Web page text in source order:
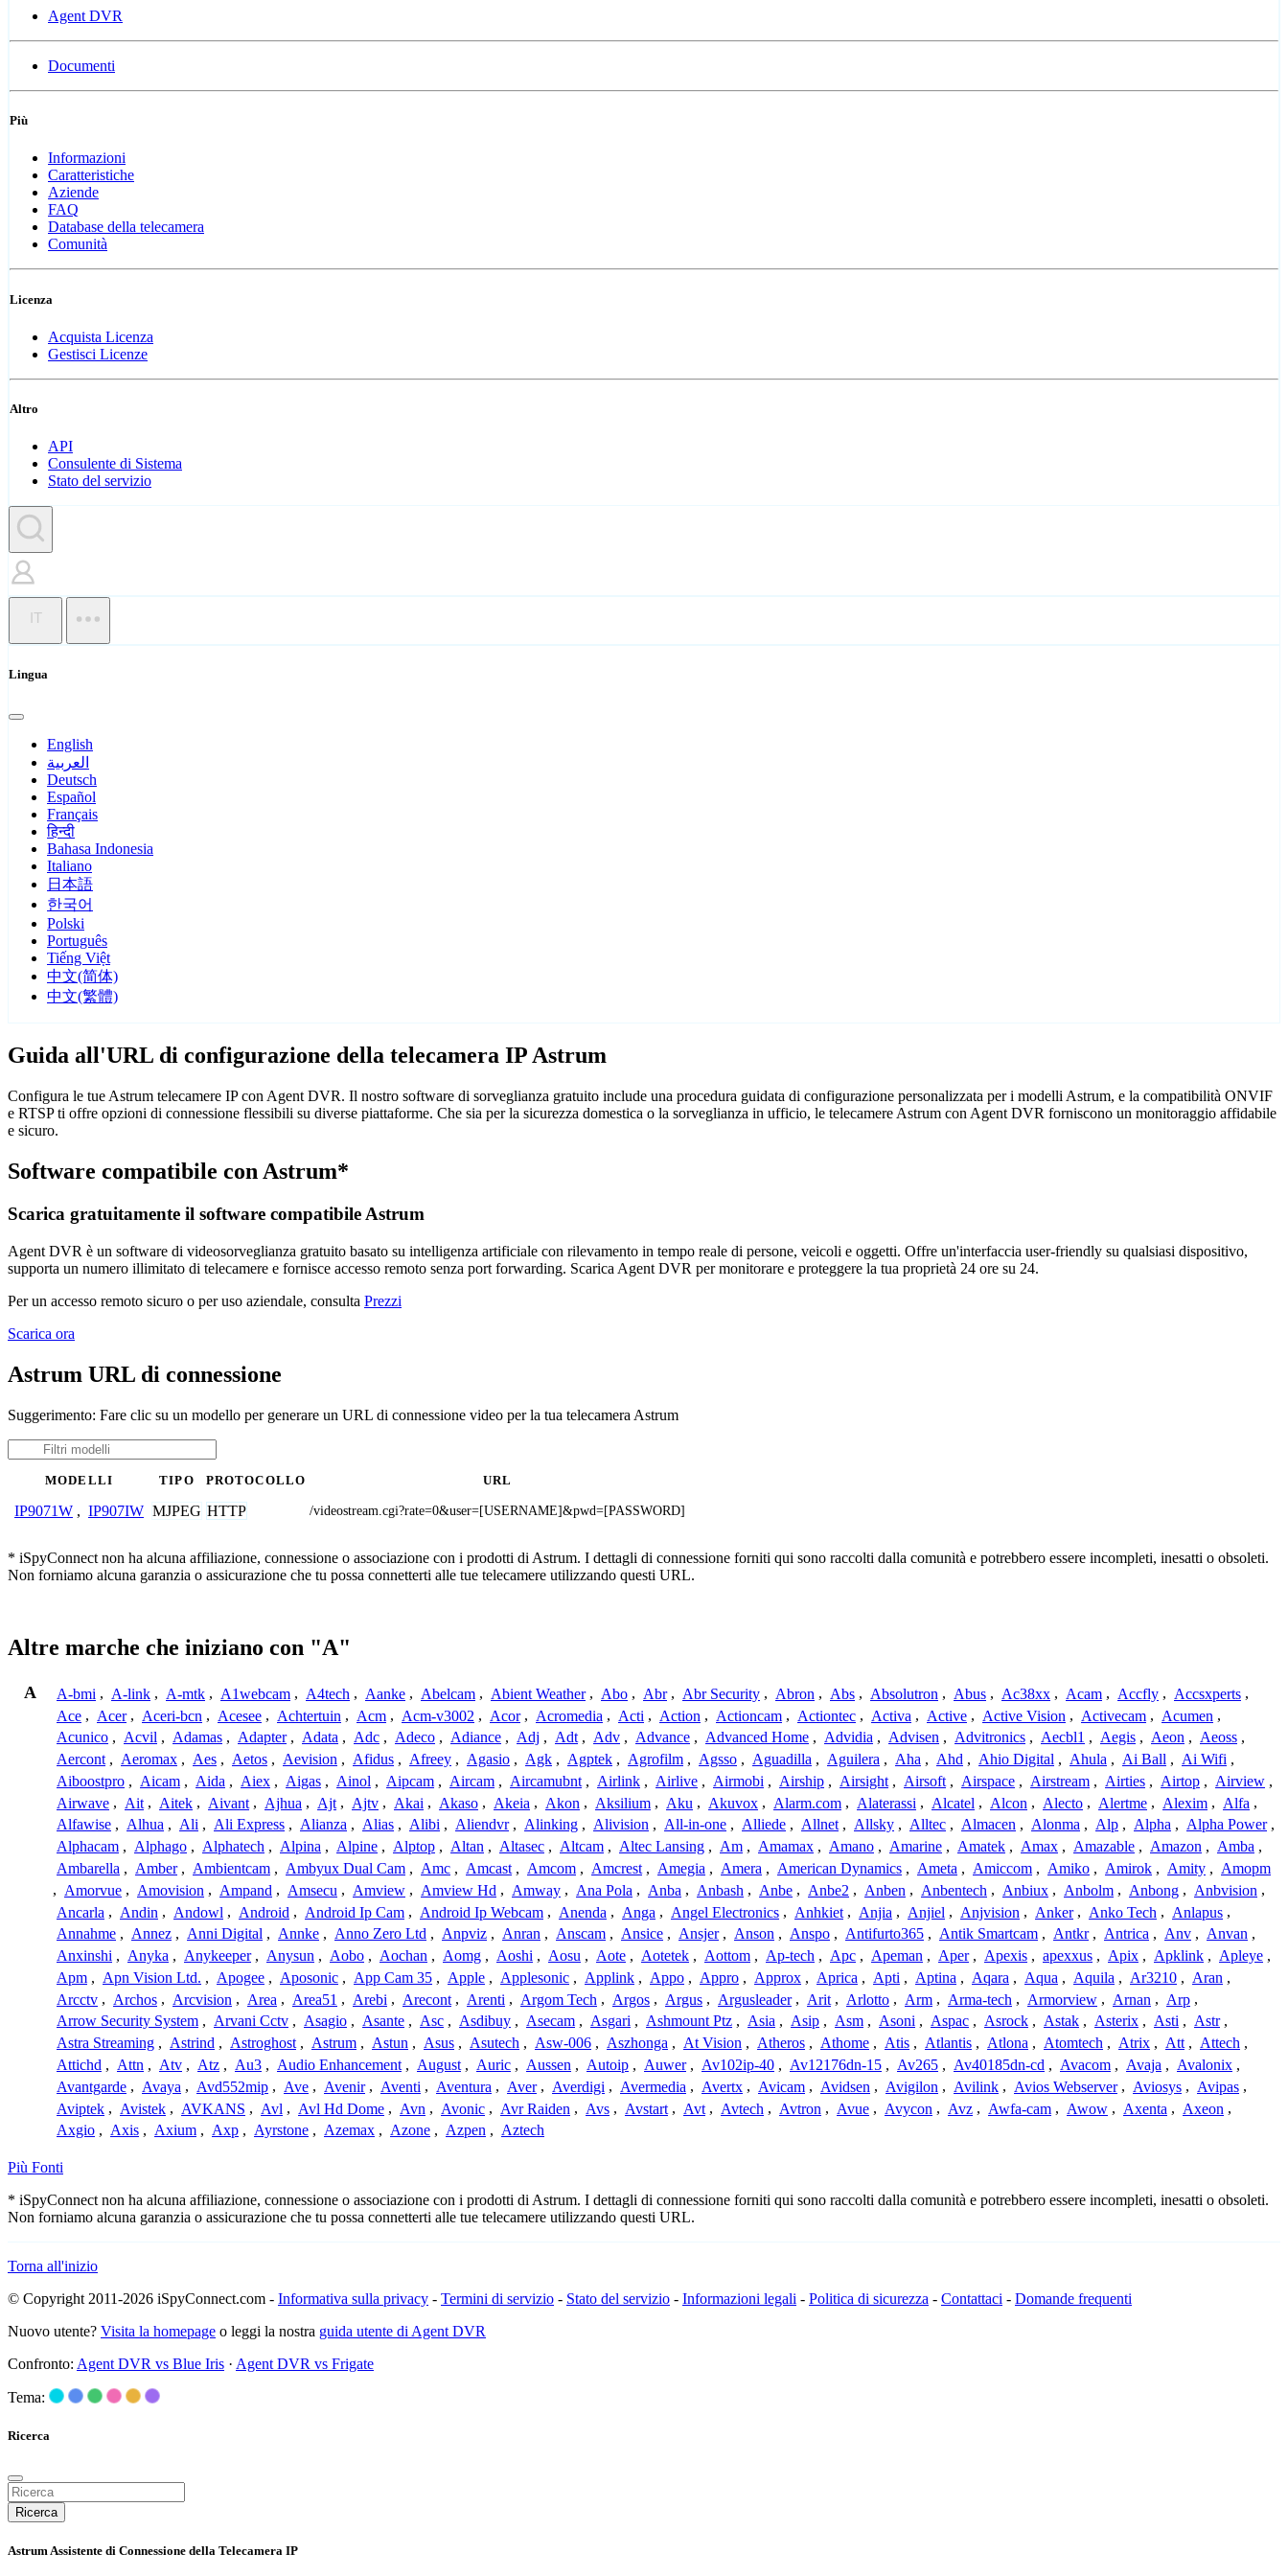
Agent DVR
Documenti
Più
Informazioni
Caratteristiche
Aziende
FAQ
Database della telecamera
Comunità
Licenza
Acquista Licenza
Gestisci Licenze
Altro
API
Consulente di Sistema
Stato del servizio
IT
Lingua
English
العربية
Deutsch
Español
Français
हिन्दी
Bahasa Indonesia
Italiano
日本語
한국어
Polski
Português
Tiếng Việt
中文(简体)
中文(繁體)
Guida all'URL di configurazione della telecamera IP Astrum
Configura le tue Astrum telecamere IP con Agent DVR. Il nostro software di sorveglianza gratuito include una procedura guidata di configurazione personalizzata per i modelli Astrum, e la compatibilità ONVIF
e RTSP ti offre opzioni di connessione flessibili su diverse piattaforme. Che sia per la sicurezza domestica o la sorveglianza in ufficio, le telecamere Astrum con Agent DVR forniscono un monitoraggio affidabile
e sicuro.
Software compatibile con Astrum*
Scarica gratuitamente il software compatibile Astrum
Agent DVR è un software di videosorveglianza gratuito basato su intelligenza artificiale con rilevamento in tempo reale di persone, veicoli e oggetti. Offre un'interfaccia user-friendly su qualsiasi dispositivo,
supporta un numero illimitato di telecamere e fornisce accesso remoto senza port forwarding. Scarica Agent DVR per monitorare e proteggere la tua proprietà 24 ore su 24.
Per un accesso remoto sicuro o per uso aziendale, consulta Prezzi
Scarica ora
Astrum URL di connessione
Suggerimento: Fare clic su un modello per generare un URL di connessione video per la tua telecamera Astrum
MODELLI TIPO PROTOCOLLO URL
IP9071W , IP907IW MJPEG HTTP /videostream.cgi?rate=0&user=[USERNAME]&pwd=[PASSWORD]
* iSpyConnect non ha alcuna affiliazione, connessione o associazione con i prodotti di Astrum. I dettagli di connessione forniti qui sono raccolti dalla comunità e potrebbero essere incompleti, inesatti o obsoleti.
Non forniamo alcuna garanzia o assicurazione che tu possa connetterti alle tue telecamere utilizzando questi URL.
Altre marche che iniziano con "A"
A A-bmi , A-link , A-mtk , A1webcam , A4tech , Aanke , Abelcam , Abient Weather , Abo , Abr , Abr Security , Abron , Abs , Absolutron , Abus , Ac38xx , Acam , Accfly , Accsxperts ,
Ace , Acer , Aceri-bcn , Acesee , Achtertuin , Acm , Acm-v3002 , Acor , Acromedia , Acti , Action , Actioncam , Actiontec , Activa , Active , Active Vision , Activecam , Acumen ,
Acunico , Acvil , Adamas , Adapter , Adata , Adc , Adeco , Adiance , Adj , Adt , Adv , Advance , Advanced Home , Advidia , Advisen , Advitronics , Aecbl1 , Aegis , Aeon , Aeoss ,
Aercont , Aeromax , Aes , Aetos , Aevision , Afidus , Afreey , Agasio , Agk , Agptek , Agrofilm , Agsso , Aguadilla , Aguilera , Aha , Ahd , Ahio Digital , Ahula , Ai Ball , Ai Wifi ,
Aiboostpro , Aicam , Aida , Aiex , Aigas , Ainol , Aipcam , Aircam , Aircamubnt , Airlink , Airlive , Airmobi , Airship , Airsight , Airsoft , Airspace , Airstream , Airties , Airtop , Airview ,
Airwave , Ait , Aitek , Aivant , Ajhua , Ajt , Ajtv , Akai , Akaso , Akeia , Akon , Aksilium , Aku , Akuvox , Alarm.com , Alaterassi , Alcatel , Alcon , Alecto , Alertme , Alexim , Alfa ,
Alfawise , Alhua , Ali , Ali Express , Alianza , Alias , Alibi , Aliendvr , Alinking , Alivision , All-in-one , Alliede , Allnet , Allsky , Alltec , Almacen , Alonma , Alp , Alpha , Alpha Power ,
Alphacam , Alphago , Alphatech , Alpina , Alpine , Alptop , Altan , Altasec , Altcam , Altec Lansing , Am , Amamax , Amano , Amarine , Amatek , Amax , Amazable , Amazon , Amba ,
Ambarella , Amber , Ambientcam , Ambyux Dual Cam , Amc , Amcast , Amcom , Amcrest , Amegia , Amera , American Dynamics , Ameta , Amiccom , Amiko , Amirok , Amity , Amopm
, Amorvue , Amovision , Ampand , Amsecu , Amview , Amview Hd , Amway , Ana Pola , Anba , Anbash , Anbe , Anbe2 , Anben , Anbentech , Anbiux , Anbolm , Anbong , Anbvision ,
Ancarla , Andin , Andowl , Android , Android Ip Cam , Android Ip Webcam , Anenda , Anga , Angel Electronics , Anhkiet , Anjia , Anjiel , Anjvision , Anker , Anko Tech , Anlapus ,
Annahme , Annez , Anni Digital , Annke , Anno Zero Ltd , Anpviz , Anran , Anscam , Ansice , Ansjer , Anson , Anspo , Antifurto365 , Antik Smartcam , Antkr , Antrica , Anv , Anvan ,
Anxinshi , Anyka , Anykeeper , Anysun , Aobo , Aochan , Aomg , Aoshi , Aosu , Aote , Aotetek , Aottom , Ap-tech , Apc , Apeman , Aper , Apexis , apexxus , Apix , Apklink , Apleye ,
Apm , Apn Vision Ltd. , Apogee , Aposonic , App Cam 35 , Apple , Applesonic , Applink , Appo , Appro , Approx , Aprica , Apti , Aptina , Aqara , Aqua , Aquila , Ar3210 , Aran ,
Arcctv , Archos , Arcvision , Area , Area51 , Arebi , Arecont , Arenti , Argom Tech , Argos , Argus , Argusleader , Arit , Arlotto , Arm , Arma-tech , Armorview , Arnan , Arp ,
Arrow Security System , Arvani Cctv , Asagio , Asante , Asc , Asdibuy , Asecam , Asgari , Ashmount Ptz , Asia , Asip , Asm , Asoni , Aspac , Asrock , Astak , Asterix , Asti , Astr ,
Astra Streaming , Astrind , Astroghost , Astrum , Astun , Asus , Asutech , Asw-006 , Aszhonga , At Vision , Atheros , Athome , Atis , Atlantis , Atlona , Atomtech , Atrix , Att , Attech ,
Attichd , Attn , Atv , Atz , Au3 , Audio Enhancement , August , Auric , Aussen , Autoip , Auwer , Av102ip-40 , Av12176dn-15 , Av265 , Av40185dn-cd , Avacom , Avaja , Avalonix ,
Avantgarde , Avaya , Avd552mip , Ave , Avenir , Aventi , Aventura , Aver , Averdigi , Avermedia , Avertx , Avicam , Avidsen , Avigilon , Avilink , Avios Webserver , Aviosys , Avipas ,
Aviptek , Avistek , AVKANS , Avl , Avl Hd Dome , Avn , Avonic , Avr Raiden , Avs , Avstart , Avt , Avtech , Avtron , Avue , Avycon , Avz , Awfa-cam , Awow , Axenta , Axeon ,
Axgio , Axis , Axium , Axp , Ayrstone , Azemax , Azone , Azpen , Aztech
Più Fonti
* iSpyConnect non ha alcuna affiliazione, connessione o associazione con i prodotti di Astrum. I dettagli di connessione forniti qui sono raccolti dalla comunità e potrebbero essere incompleti, inesatti o obsoleti.
Non forniamo alcuna garanzia o assicurazione che tu possa connetterti alle tue telecamere utilizzando questi URL.
Torna all'inizio
© Copyright 2011-2026 iSpyConnect.com - Informativa sulla privacy - Termini di servizio - Stato del servizio - Informazioni legali - Politica di sicurezza - Contattaci - Domande frequenti
Nuovo utente? Visita la homepage o leggi la nostra guida utente di Agent DVR
Confronto: Agent DVR vs Blue Iris · Agent DVR vs Frigate
Tema:
Ricerca
Ricerca
Astrum Assistente di Connessione della Telecamera IP